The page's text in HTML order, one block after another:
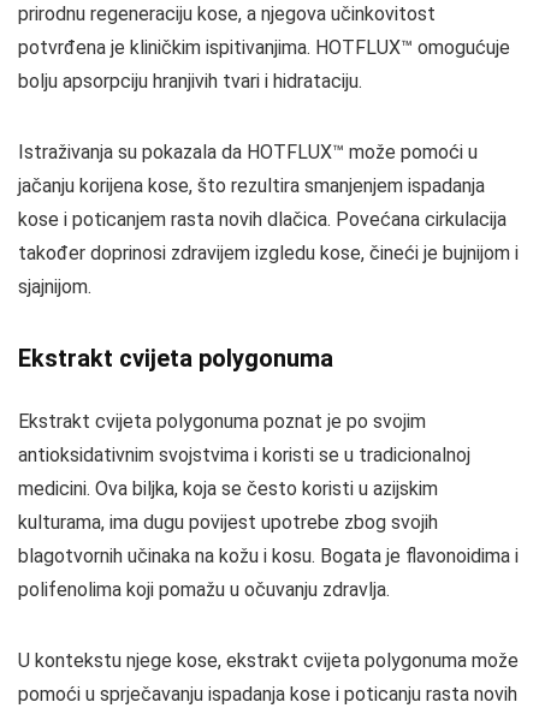
prirodnu regeneraciju kose, a njegova učinkovitost
potvrđena je kliničkim ispitivanjima. HOTFLUX™ omogućuje
bolju apsorpciju hranjivih tvari i hidrataciju.
Istraživanja su pokazala da HOTFLUX™ može pomoći u
jačanju korijena kose, što rezultira smanjenjem ispadanja
kose i poticanjem rasta novih dlačica. Povećana cirkulacija
također doprinosi zdravijem izgledu kose, čineći je bujnijom i
sjajnijom.
Ekstrakt cvijeta polygonuma
Ekstrakt cvijeta polygonuma poznat je po svojim
antioksidativnim svojstvima i koristi se u tradicionalnoj
medicini. Ova biljka, koja se često koristi u azijskim
kulturama, ima dugu povijest upotrebe zbog svojih
blagotvornih učinaka na kožu i kosu. Bogata je flavonoidima i
polifenolima koji pomažu u očuvanju zdravlja.
U kontekstu njege kose, ekstrakt cvijeta polygonuma može
pomoći u sprječavanju ispadanja kose i poticanju rasta novih